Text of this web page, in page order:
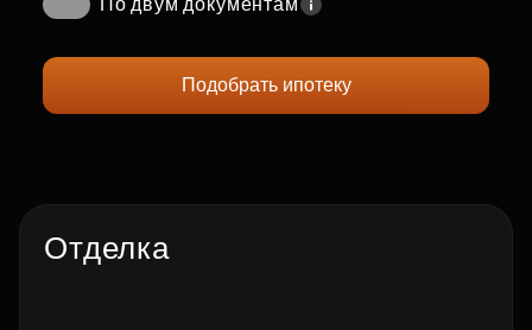
По двум документам
Подобрать ипотеку
Отделка